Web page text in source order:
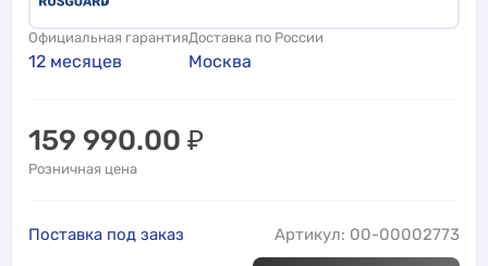
Официальная гарантия
12 месяцев
Доставка по России
Москва
159 990.00 ₽
Розничная цена
Поставка под заказ Артикул: 00-00002773